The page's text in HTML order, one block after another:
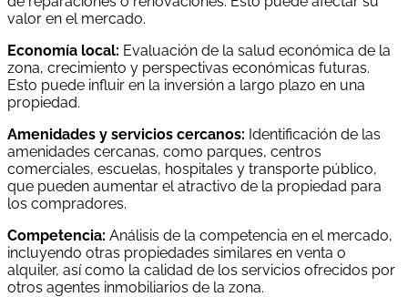
valor en el mercado.
Economía local: Evaluación de la salud económica de la
zona, crecimiento y perspectivas económicas futuras.
Esto puede influir en la inversión a largo plazo en una
propiedad.
Amenidades y servicios cercanos: Identificación de las
amenidades cercanas, como parques, centros
comerciales, escuelas, hospitales y transporte público,
que pueden aumentar el atractivo de la propiedad para
los compradores.
Competencia: Análisis de la competencia en el mercado,
incluyendo otras propiedades similares en venta o
alquiler, así como la calidad de los servicios ofrecidos por
otros agentes inmobiliarios de la zona.